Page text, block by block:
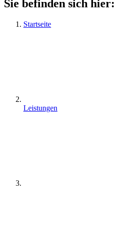
Sie befinden sich hier:
Startseite
Leistungen